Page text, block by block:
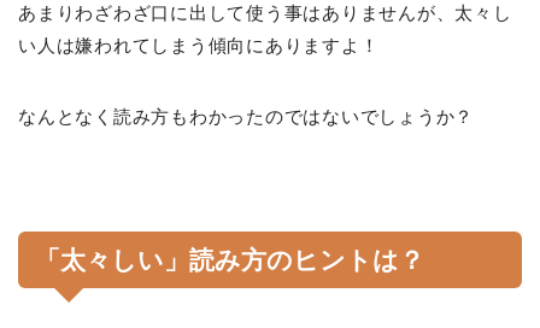
あまりわざわざ口に出して使う事はありませんが、太々し
い人は嫌われてしまう傾向にありますよ！
なんとなく読み方もわかったのではないでしょうか？
「太々しい」読み方のヒントは？